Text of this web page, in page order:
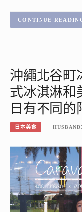
CONTINUE
沖繩北谷町
式冰淇淋和
日有不同的
日本美食